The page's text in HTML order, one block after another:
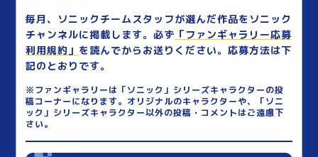
毎月、ソニックチームスタッフが選んだ作品をソニック
チャンネルに掲載します。必ず 「ファンギャラリー応募
利用規約」 を読んでからお送りください。応募方法は下
記のとおりです。
※ファンギャラリーは「ソニック」シリーズキャラクターの投
稿コーナーになります。オリジナルのキャラクターや、「ソニ
ック」シリーズキャラクター以外の投稿・コメントはご遠慮下
さい。